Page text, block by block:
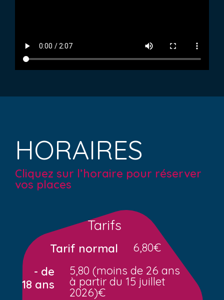
HORAIRES
Cliquez sur l’horaire pour réserver
vos places
Tarifs
Tarif normal
6,80€
- de
18 ans
5,80 (moins de 26 ans
à partir du 15 juillet
2026)€